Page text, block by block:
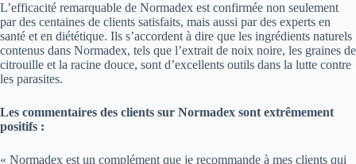
L’efficacité remarquable de Normadex est confirmée non seulement
par des centaines de clients satisfaits, mais aussi par des experts en
santé et en diététique. Ils s’accordent à dire que les ingrédients naturels
contenus dans Normadex, tels que l’extrait de noix noire, les graines de
citrouille et la racine douce, sont d’excellents outils dans la lutte contre
les parasites.
Les commentaires des clients sur Normadex sont extrêmement
positifs :
« Normadex est un complément que je recommande à mes clients qui